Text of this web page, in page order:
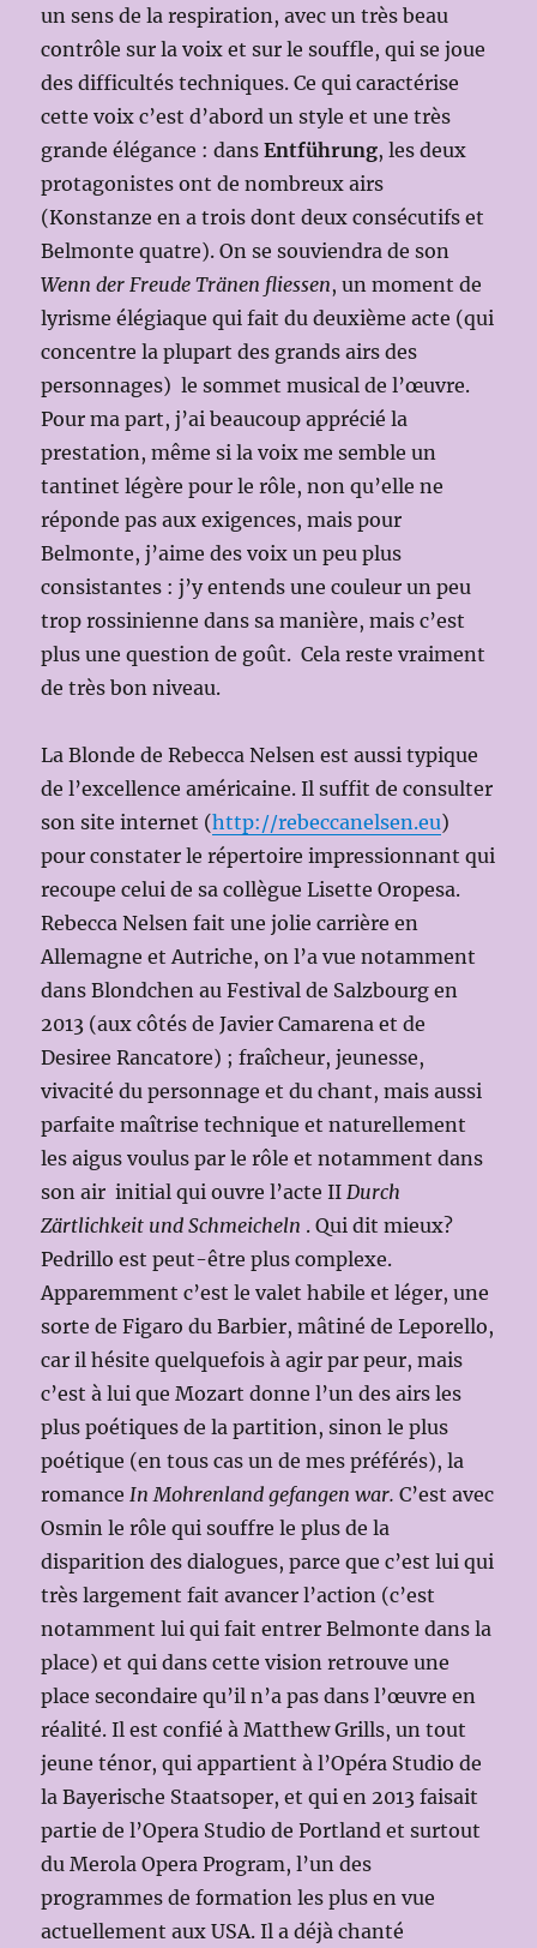
un sens de la respiration, avec un très beau
contrôle sur la voix et sur le souffle, qui se joue
des difficultés techniques. Ce qui caractérise
cette voix c’est d’abord un style et une très
grande élégance : dansEntführung, les deux
protagonistes ont de nombreux airs
(Konstanze en a trois dont deux consécutifs et
Belmonte quatre). On se souviendra de son
Wenn der Freude Tränen fliessen, un moment de
lyrisme élégiaque qui fait du deuxième acte (qui
concentre la plupart des grands airs des
personnages) le sommet musical de l’œuvre.
Pour ma part, j’ai beaucoup apprécié la
prestation, même si la voix me semble un
tantinet légère pour le rôle, non qu’elle ne
réponde pas aux exigences, mais pour
Belmonte, j’aime des voix un peu plus
consistantes : j’y entends une couleur un peu
trop rossinienne dans sa manière, mais c’est
plus une question de goût. Cela reste vraiment
de très bon niveau.
La Blonde de Rebecca Nelsen est aussi typique
de l’excellence américaine. Il suffit de consulter
son site internet (http://rebeccanelsen.eu)
pour constater le répertoire impressionnant qui
recoupe celui de sa collègue Lisette Oropesa.
Rebecca Nelsen fait une jolie carrière en
Allemagne et Autriche, on l’a vue notamment
dans Blondchen au Festival de Salzbourg en
2013 (aux côtés de Javier Camarena et de
Desiree Rancatore) ; fraîcheur, jeunesse,
vivacité du personnage et du chant, mais aussi
parfaite maîtrise technique et naturellement
les aigus voulus par le rôle et notamment dans
son air initial qui ouvre l’acte IIDurch
Zärtlichkeit und Schmeicheln . Qui dit mieux?
Pedrillo est peut-être plus complexe.
Apparemment c’est le valet habile et léger, une
sorte de Figaro du Barbier, mâtiné de Leporello,
car il hésite quelquefois à agir par peur, mais
c’est à lui que Mozart donne l’un des airs les
plus poétiques de la partition, sinon le plus
poétique (en tous cas un de mes préférés), la
romanceIn Mohrenland gefangen war.C’est avec
Osmin le rôle qui souffre le plus de la
disparition des dialogues, parce que c’est lui qui
très largement fait avancer l’action (c’est
notamment lui qui fait entrer Belmonte dans la
place) et qui dans cette vision retrouve une
place secondaire qu’il n’a pas dans l’œuvre en
réalité. Il est confié à Matthew Grills, un tout
jeune ténor, qui appartient à l’Opéra Studio de
la Bayerische Staatsoper, et qui en 2013 faisait
partie de l’Opera Studio de Portland et surtout
du Merola Opera Program, l’un des
programmes de formation les plus en vue
actuellement aux USA. Il a déjà chanté